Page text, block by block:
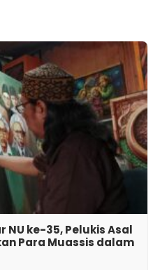
ke-35, Pelukis Asal
Para Muassis dalam